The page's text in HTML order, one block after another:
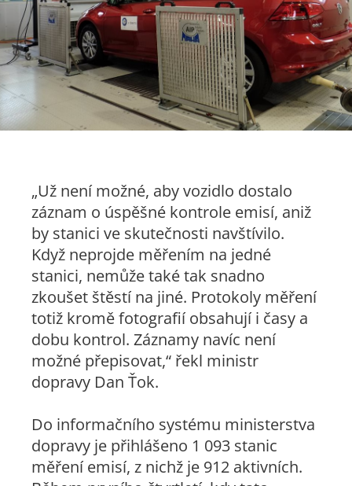
„Už není možné, aby vozidlo dostalo
záznam o úspěšné kontrole emisí, aniž
by stanici ve skutečnosti navštívilo.
Když neprojde měřením na jedné
stanici, nemůže také tak snadno
zkoušet štěstí na jiné. Protokoly měření
totiž kromě fotografií obsahují i časy a
dobu kontrol. Záznamy navíc není
možné přepisovat,“ řekl ministr
dopravy Dan Ťok.
Do informačního systému ministerstva
dopravy je přihlášeno 1 093 stanic
měření emisí, z nichž je 912 aktivních.